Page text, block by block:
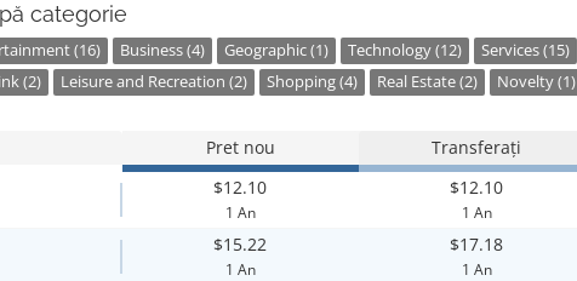
categorie
(16) Business (4) Geographic (1) Technology (12) Services (15)
(2) Leisure and Recreation (2) Shopping (4) Real Estate (2) Novelty (1)
Pret nou Transferați
$12.10
1 An
$12.10
1 An
$15.22
1 An
$17.18
1 An